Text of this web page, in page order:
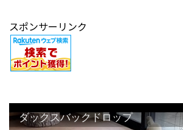
スポンサーリンク
ダックスバックドロップ